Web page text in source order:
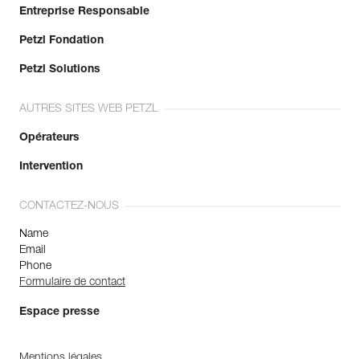
Entreprise Responsable
Petzl Fondation
Petzl Solutions
AUTRES SITES WEB PETZL
Opérateurs
Intervention
CONTACTEZ-NOUS
Name
Email
Phone
Formulaire de contact
Espace presse